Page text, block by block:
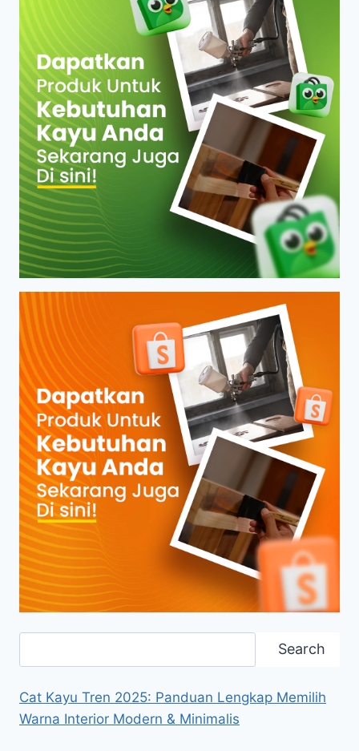
Search
Cat Kayu Tren 2025: Panduan Lengkap Memilih
Warna Interior Modern & Minimalis